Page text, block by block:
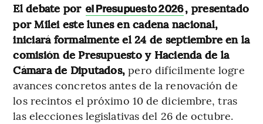
El debate por el Presupuesto 2026, presentado
por Milei este lunes en cadena nacional,
iniciará formalmente el 24 de septiembre en la
comisión de Presupuesto y Hacienda de la
Cámara de Diputados, pero difícilmente logre
avances concretos antes de la renovación de
los recintos el próximo 10 de diciembre, tras
las elecciones legislativas del 26 de octubre.